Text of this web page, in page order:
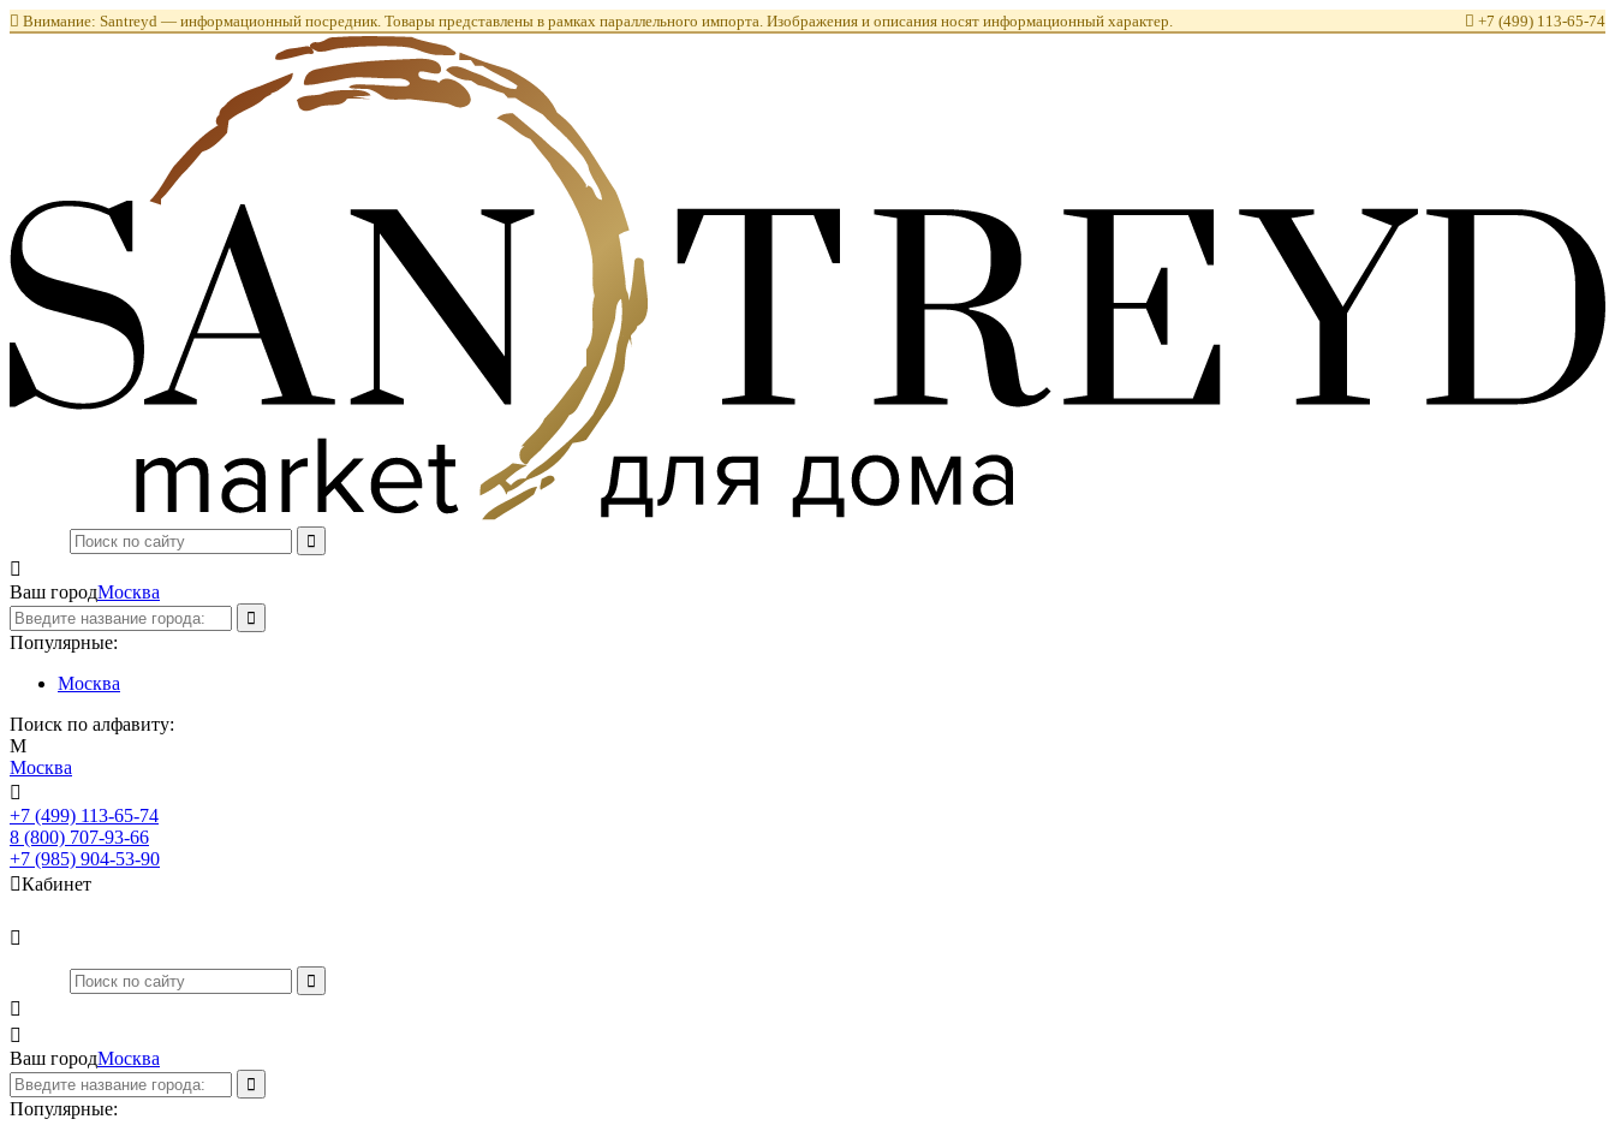
 Внимание: Santreyd — информационный посредник. Товары представлены в рамках параллельного импорта. Изображения и описания носят информационный характер.  +7 (499) 113-65-74

Ваш городМосква
Популярные:
Москва
Поиск по алфавиту:
М
Москва

+7 (499) 113-65-74
8 (800) 707-93-66
+7 (985) 904-53-90
Кабинет



Ваш городМосква
Популярные: